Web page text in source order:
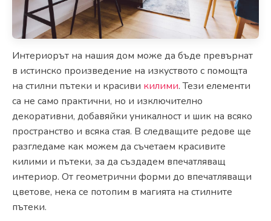
Интериорът на нашия дом може да бъде превърнат
в истинско произведение на изкуството с помощта
на стилни пътеки и красиви килими. Тези елементи
са не само практични, но и изключително
декоративни, добавяйки уникалност и шик на всяко
пространство и всяка стая. В следващите редове ще
разгледаме как можем да съчетаем красивите
килими и пътеки, за да създадем впечатляващ
интериор. От геометрични форми до впечатляващи
цветове, нека се потопим в магията на стилните
пътеки.